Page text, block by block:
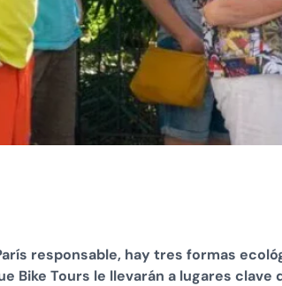
responsable, hay tres formas
Bike Tours le llevarán a lugares clave